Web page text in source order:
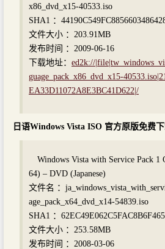
x86_dvd_x15-40533.iso
SHA1 ：
文件大小 ：203.91MB
发布时间 ：2009-06-16
下载地址： ed2k://
guage_pack_x86_dvd_x15-
EA33D11072A8E3BC41D622|/
日语Windows Vista ISO 官方原版免费
Windows Vista with Service Pack 1
64) – DVD (Japanese)
文件名 ：
age_pack_x64_dvd_x14-54839.iso
SHA1 ：
文件大小 ：253.58MB
发布时间 ：2008-03-06